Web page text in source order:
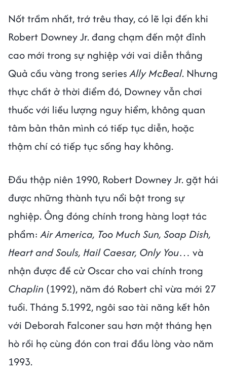
Nốt trầm nhất, trớ trêu thay, có lẽ lại đến khi
Robert Downey Jr. đang chạm đến một đỉnh
cao mới trong sự nghiệp với vai diễn thắng
Quả cầu vàng trong seriesAlly McBeal. Nhưng
thực chất ở thời điểm đó, Downey vẫn chơi
thuốc với liều lượng nguy hiểm, không quan
tâm bản thân mình có tiếp tục diễn, hoặc
thậm chí có tiếp tục sống hay không.
Đầu thập niên 1990, Robert Downey Jr. gặt hái
được những thành tựu nổi bật trong sự
nghiệp. Ông đóng chính trong hàng loạt tác
phẩm:Air America, Too Much Sun, Soap Dish,
Heart and Souls, Hail Caesar, Only You… và
nhận được đề cử Oscar cho vai chính trong
Chaplin (1992), năm đó Robert chỉ vừa mới 27
tuổi. Tháng 5.1992, ngôi sao tài năng kết hôn
với Deborah Falconer sau hơn một tháng hẹn
hò rồi họ cùng đón con trai đầu lòng vào năm
1993.